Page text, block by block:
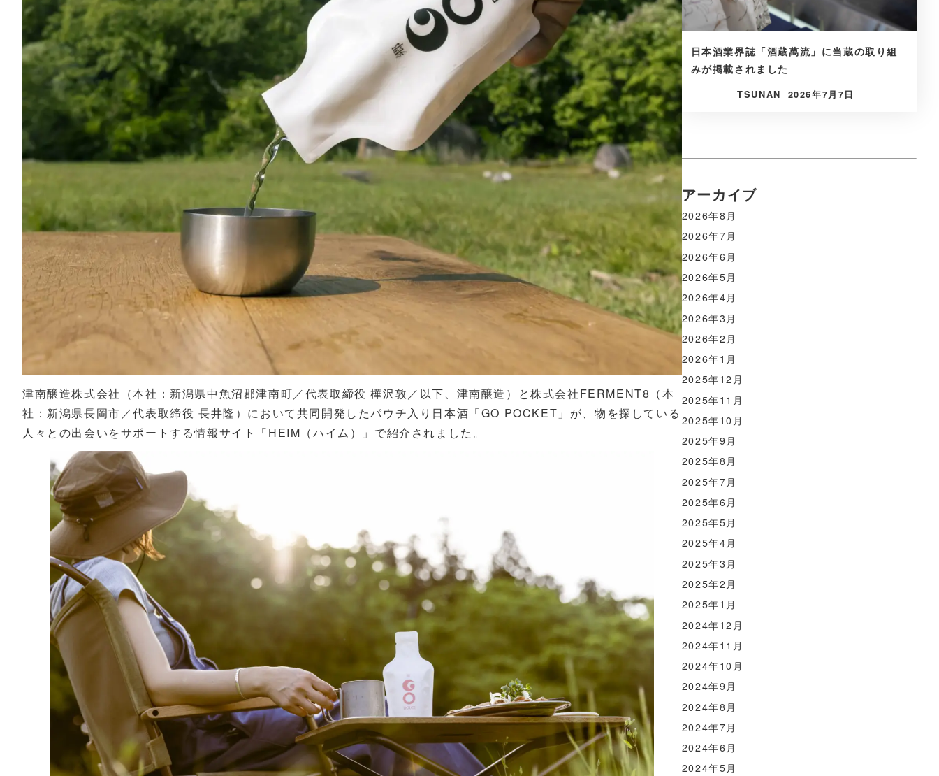
津南醸造株式会社（本社：新潟県中魚沼郡津南町／代表取締役 樺沢敦／以下、津南醸造）と株式会社FERMENT8（本
社：新潟県長岡市／代表取締役 長井隆）において共同開発したパウチ入り日本酒「GO POCKET」が、物を探している
人々との出会いをサポートする情報サイト「HEIM（ハイム）」で紹介されました。
日本酒業界誌「酒蔵萬流」に当蔵の取り組
みが掲載されました
TSUNAN 2026年7月7日
アーカイブ
2026年8月
2026年7月
2026年6月
2026年5月
2026年4月
2026年3月
2026年2月
2026年1月
2025年12月
2025年11月
2025年10月
2025年9月
2025年8月
2025年7月
2025年6月
2025年5月
2025年4月
2025年3月
2025年2月
2025年1月
2024年12月
2024年11月
2024年10月
2024年9月
2024年8月
2024年7月
2024年6月
2024年5月